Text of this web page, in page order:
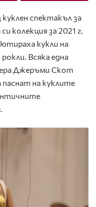
спектакъл за
колекция за 2021 г.
кукли на
Всяка една
Джеръми Скот
паснат на куклите